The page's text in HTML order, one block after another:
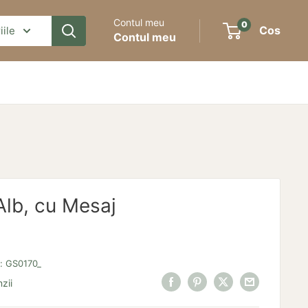
Contul meu
Contul meu
0 Cos
cu Mesaj
GS0170_